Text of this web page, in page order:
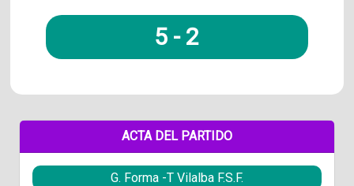
5 - 2
ACTA DEL PARTIDO
G. Forma -T Vilalba F.S.F.